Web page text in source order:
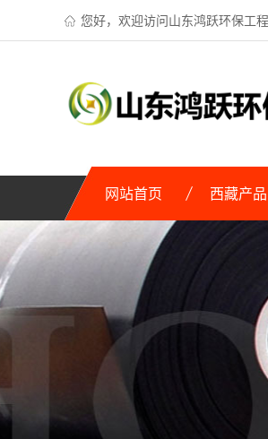
您好，欢迎访问山东鸿跃环保工
网站首页 西藏产